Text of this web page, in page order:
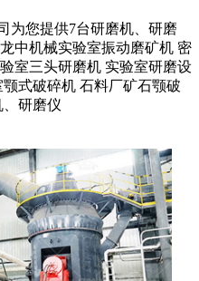
为您提供7台研磨机、研磨
中机械实验室振动磨矿机 密
室三头研磨机 实验室研磨设
式破碎机 石料厂矿石颚破
研磨仪